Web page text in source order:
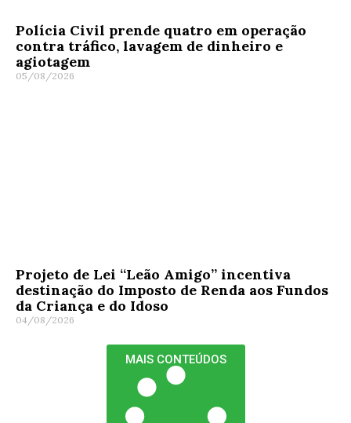
Polícia Civil prende quatro em operação
contra tráfico, lavagem de dinheiro e
agiotagem
05/08/2026
Projeto de Lei “Leão Amigo” incentiva
destinação do Imposto de Renda aos Fundos
da Criança e do Idoso
04/08/2026
MAIS CONTEÚDOS